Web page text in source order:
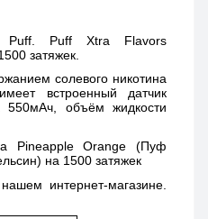
Puff. Puff Xtra Flavors
затяжек.
солевого никотина
встроенный датчик
550мАч, объём жидкости
Pineapple Orange (Пуф
на 1500 затяжек
интернет-магазине.